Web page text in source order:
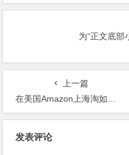
为“正文底部
上一篇
在美国Amazon上海淘如何免运费
发表评论